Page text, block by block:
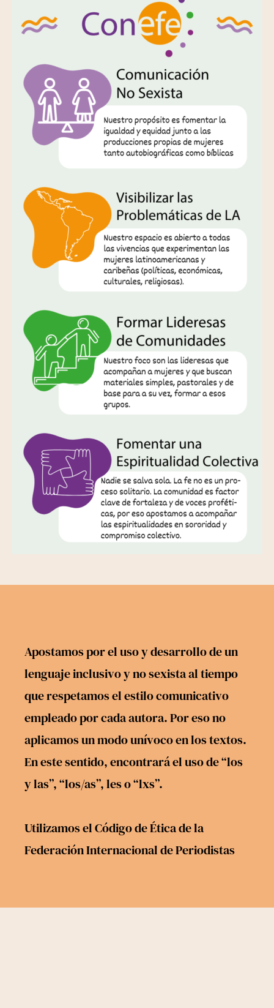
Apostamos por el uso y desarrollo de un
lenguaje inclusivo y no sexista al tiempo
que respetamos el estilo comunicativo
empleado por cada autora. Por eso no
aplicamos un modo unívoco en los textos.
En este sentido, encontrará el uso de “los
y las”, “los/as”, les o “lxs”.
Utilizamos elCódigo de Éticade la
Federación Internacional de Periodistas